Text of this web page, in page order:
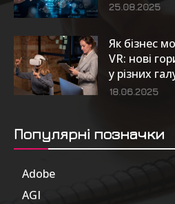
25.08.2025
Як бізнес
VR: нові
у різних
18.06.2025
Популярні позначки
Adobe
AGI